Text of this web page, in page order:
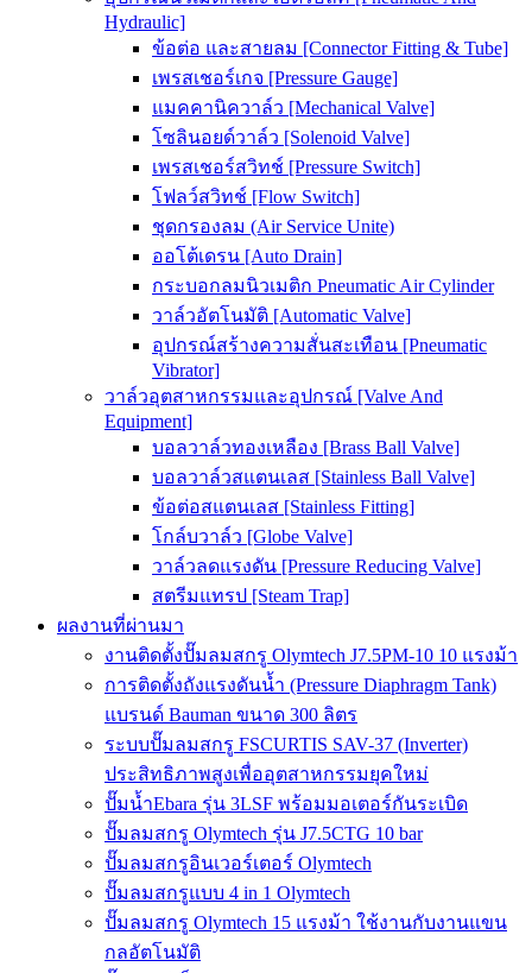
Hydraulic]
ข้อต่อ และสายลม [Connector Fitting & Tube]
เพรสเชอร์เกจ [Pressure Gauge]
แมคคานิควาล์ว [Mechanical Valve]
โซลินอยด์วาล์ว [Solenoid Valve]
เพรสเชอร์สวิทช์ [Pressure Switch]
โฟลว์สวิทช์ [Flow Switch]
ชุดกรองลม (Air Service Unite)
ออโต้เดรน [Auto Drain]
กระบอกลมนิวเมติก Pneumatic Air Cylinder
วาล์วอัตโนมัติ [Automatic Valve]
อุปกรณ์สร้างความสั่นสะเทือน [Pneumatic
Vibrator]
วาล์วอุตสาหกรรมและอุปกรณ์ [Valve And
Equipment]
บอลวาล์วทองเหลือง [Brass Ball Valve]
บอลวาล์วสแตนเลส [Stainless Ball Valve]
ข้อต่อสแตนเลส [Stainless Fitting]
โกล์บวาล์ว [Globe Valve]
วาล์วลดแรงดัน [Pressure Reducing Valve]
สตรีมแทรป [Steam Trap]
ผลงานที่ผ่านมา
งานติดตั้งปั๊มลมสกรู Olymtech J7.5PM-10 10 แรงม้า
การติดตั้งถังแรงดันน้ำ (Pressure Diaphragm Tank)
แบรนด์ Bauman ขนาด 300 ลิตร
ระบบปั๊มลมสกรู FSCURTIS SAV-37 (Inverter)
ประสิทธิภาพสูงเพื่ออุตสาหกรรมยุคใหม่
ปั๊มน้ำEbara รุ่น 3LSF พร้อมมอเตอร์กันระเบิด
ปั๊มลมสกรู Olymtech รุ่น J7.5CTG 10 bar
ปั๊มลมสกรูอินเวอร์เตอร์ Olymtech
ปั๊มลมสกรูแบบ 4 in 1 Olymtech
ปั๊มลมสกรู Olymtech 15 แรงม้า ใช้งานกับงานแขน
กลอัตโนมัติ